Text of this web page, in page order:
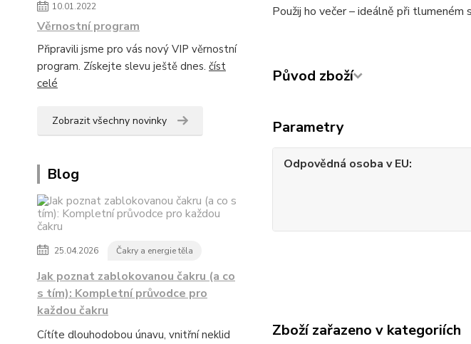
10.01.2022
Věrnostní program
Připravili jsme pro vás nový VIP věrnostní
program. Získejte slevu ještě dnes. číst
celé
Zobrazit všechny novinky
Blog
25.04.2026 Čakry a energie těla
Jak poznat zablokovanou čakru (a co
s tím): Kompletní průvodce pro
každou čakru
Cítíte dlouhodobou únavu, vnitřní neklid
Použij ho večer – ideálně při
Původ zboží
Parametry
Odpovědná osoba v EU
Zboží zařazeno v kategoriích